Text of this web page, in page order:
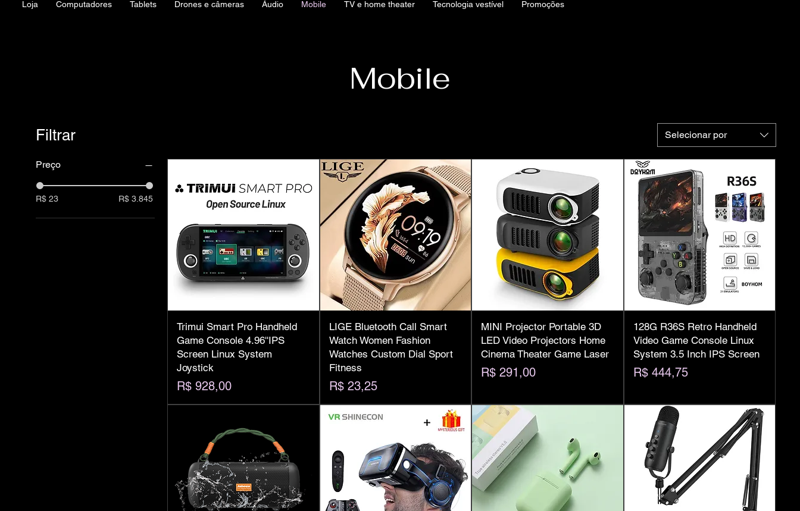
Loja Computadores Tablets Drones e câmeras Áudio Mobile TV e home theater Tecnologia vestível Promoções
Mobile
Filtrar
Preço
R$ 23 R$ 3.845
Selecionar por
Trimui Smart Pro Handheld
Game Console 4.96''IPS
Screen Linux System
Joystick
Preço
R$ 928,00
LIGE Bluetooth Call Smart
Watch Women Fashion
Watches Custom Dial Sport
Fitness
Preço
R$ 23,25
MINI Projector Portable 3D
LED Video Projectors Home
Cinema Theater Game Laser
Preço
R$ 291,00
128G R36S Retro Handheld
Video Game Console Linux
System 3.5 Inch IPS Screen
Preço
R$ 444,75